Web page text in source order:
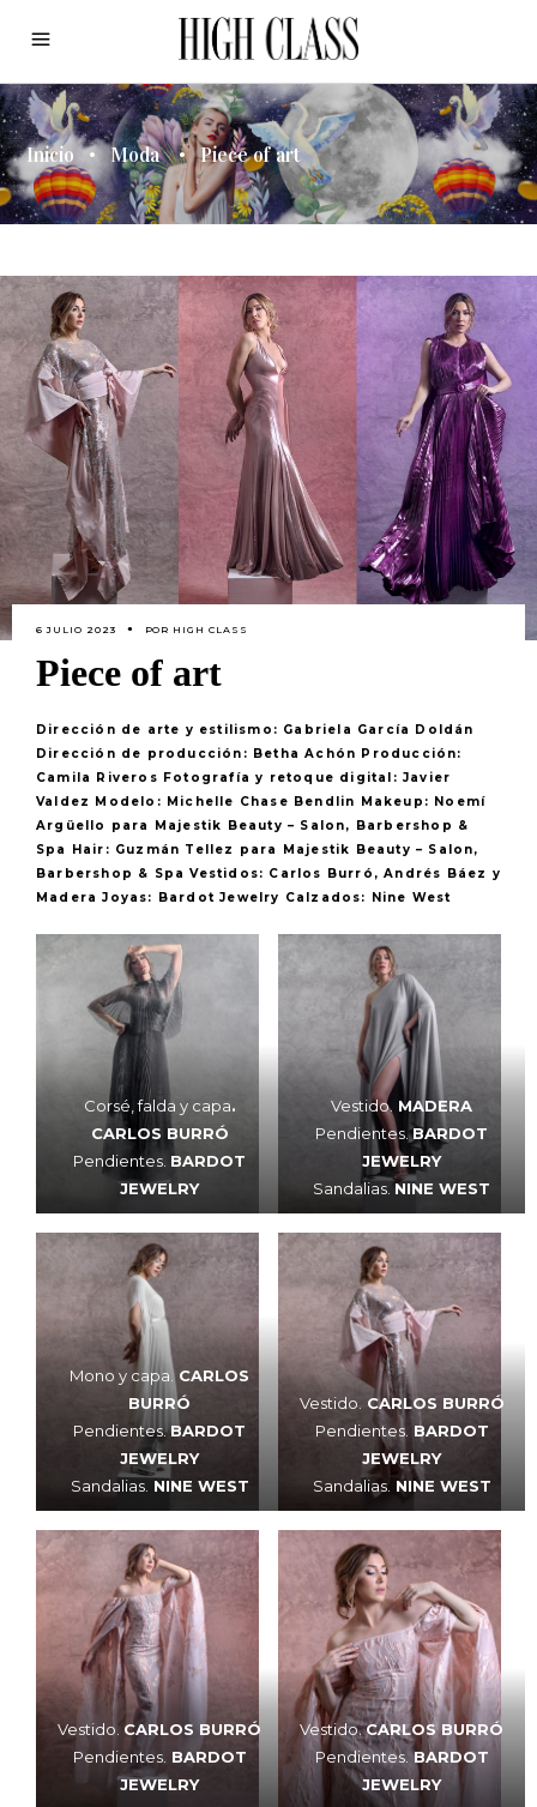
Inicio • Moda • Piece of art
6 JULIO 2023 POR HIGH CLASS
Piece of art
Dirección de arte y estilismo: Gabriela García Doldán
Dirección de producción: Betha Achón Producción:
Camila Riveros Fotografía y retoque digital: Javier
Valdez Modelo: Michelle Chase Bendlin Makeup: Noemí
Argüello para Majestik Beauty – Salon, Barbershop &
Spa Hair: Guzmán Tellez para Majestik Beauty – Salon,
Barbershop & Spa Vestidos: Carlos Burró, Andrés Báez y
Madera Joyas: Bardot Jewelry Calzados: Nine West
Corsé, falda y capa.
CARLOS BURRÓ
Pendientes. BARDOT
JEWELRY
Vestido. MADERA
Pendientes.BARDOT
JEWELRY
Sandalias. NINE WEST
Mono y capa.CARLOS
BURRÓ
Pendientes.BARDOT
JEWELRY
Sandalias. NINE WEST
Vestido. CARLOS BURRÓ
Pendientes. BARDOT
JEWELRY
Sandalias. NINE WEST
Vestido. CARLOS BURRÓ
Pendientes. BARDOT
JEWELRY
Vestido.CARLOS BURRÓ
Pendientes. BARDOT
JEWELRY